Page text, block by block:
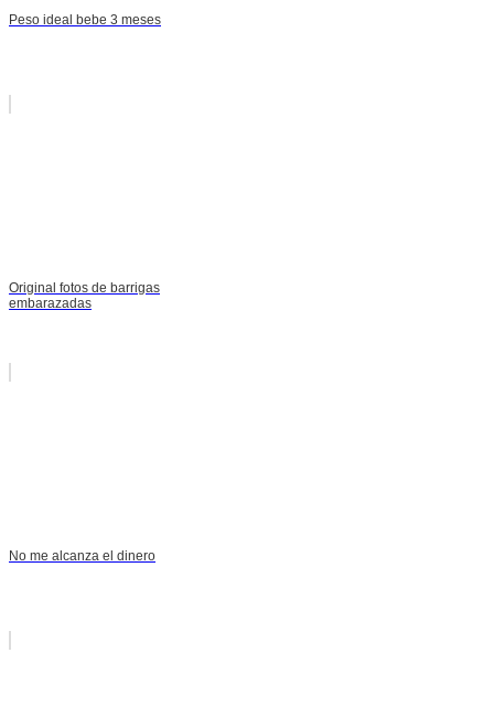
Peso ideal bebe 3 meses
Original fotos de barrigas
embarazadas
No me alcanza el dinero